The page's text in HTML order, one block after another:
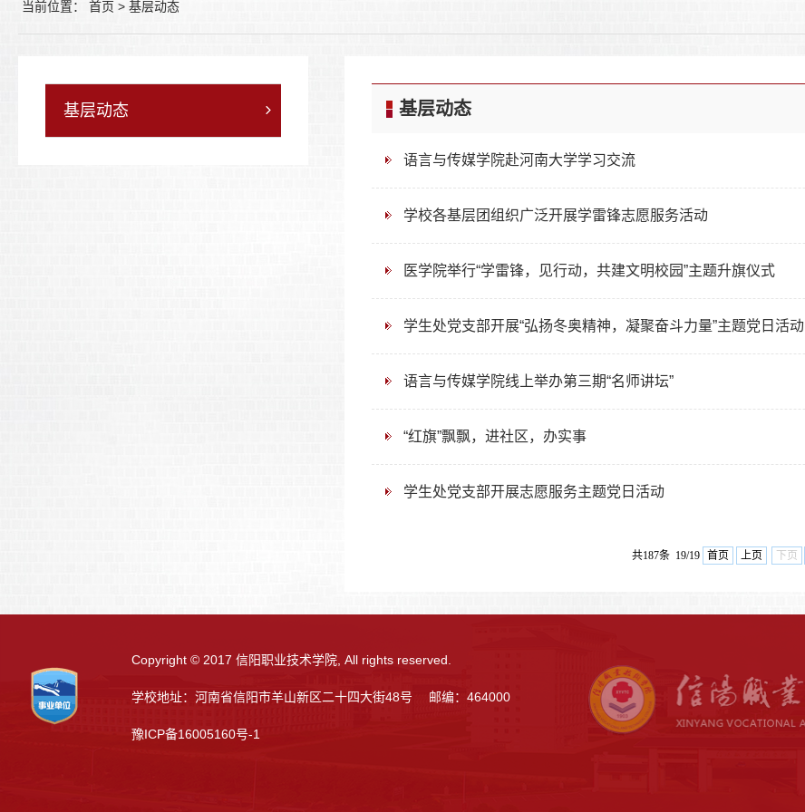
当前位置： 首页 > 基层动态
基层动态 基层动态
语言与传媒学院赴河南大学学习交流
学校各基层团组织广泛开展学雷锋志愿服务活动
医学院举行“学雷锋，见行动，共建文明校园”主题升旗仪式
学生处党支部开展“弘扬冬奥精神，凝聚奋斗力量”主题党日活动
语言与传媒学院线上举办第三期“名师讲坛”
“红旗”飘飘，进社区，办实事
学生处党支部开展志愿服务主题党日活动
共187条 19/19 首页 上页 下页
Copyright © 2017 信阳职业技术学院, All rights reserved.
学校地址：河南省信阳市羊山新区二十四大街48号 邮编：464000
豫ICP备16005160号-1